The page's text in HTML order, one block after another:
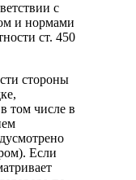
с
и нормами
ст. 450
стороны
том числе в
Если